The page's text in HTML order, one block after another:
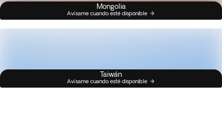
Mongolia
Avísame cuando esté disponible
Taiwán
Avísame cuando esté disponible